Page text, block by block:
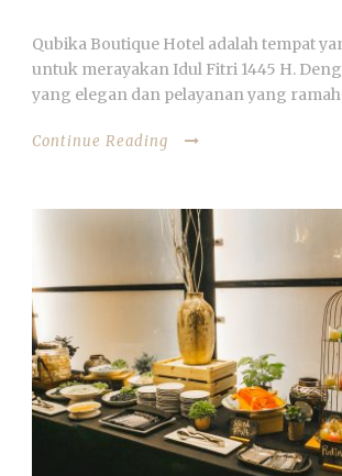
Qubika Boutique Hotel adalah tempat
untuk merayakan Idul Fitri 1445 H.
yang elegan dan pelayanan yang
Continue Reading